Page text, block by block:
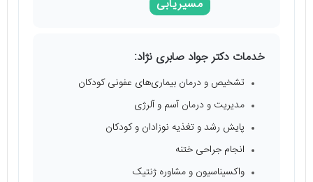
مسیریابی
خدمات دکتر جواد صابری نژاد:
تشخیص و درمان بیماری‌های عفونی کودکان
مدیریت و درمان آسم و آلرژی
پایش رشد و تغذیه نوزادان و کودکان
انجام جراحی ختنه
واکسیناسیون و مشاوره ژنتیک